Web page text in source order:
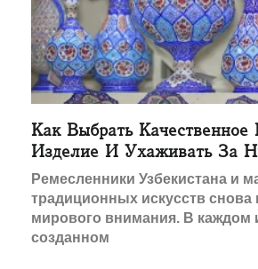
Как Выбрать Качественное
Изделие И Ухаживать За
Ремесленники Узбекистана и
традиционных искусств снова
мирового внимания. В каждом
созданном